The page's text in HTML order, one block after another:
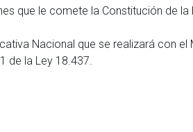
que le comete la Constitución de la
Nacional que se realizará con el
de la Ley 18.437.